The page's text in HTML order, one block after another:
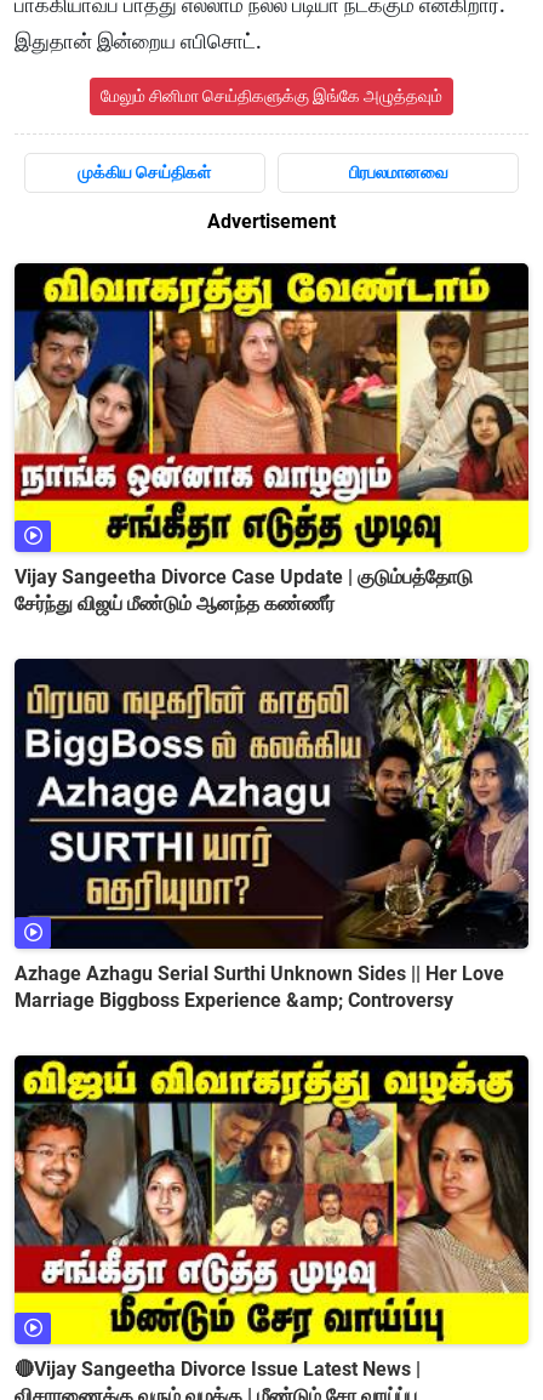
இதுதான் இன்றைய எபிசொட்.
மேலும் சினிமா செய்திகளுக்கு இங்கே அழுத்தவும்
முக்கிய செய்திகள் பிரபலமானவை
Advertisement
Vijay Sangeetha Divorce Case Update | குடும்பத்தோடு
சேர்ந்து விஜய் மீண்டும் ஆனந்த கண்ணீர்
Azhage Azhagu Serial Surthi Unknown Sides || Her Love
Marriage Biggboss Experience &amp; Controversy
🔴Vijay Sangeetha Divorce Issue Latest News |